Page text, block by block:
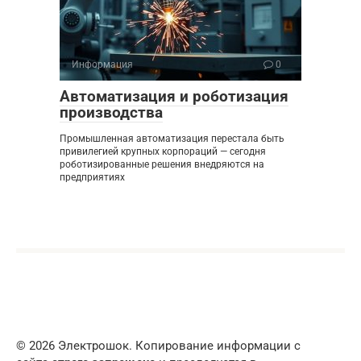
Информация 0
Автоматизация и роботизация
производства
Промышленная автоматизация перестала быть
привилегией крупных корпораций — сегодня
роботизированные решения внедряются на
предприятиях
© 2026 Электрошок. Копирование информации с